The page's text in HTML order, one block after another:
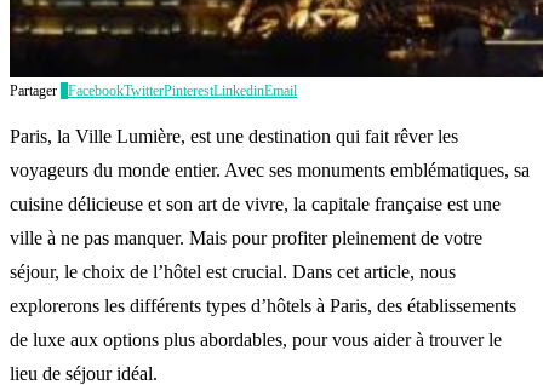
Partager FacebookTwitterPinterestLinkedinEmail
Paris, la Ville Lumière, est une destination qui fait rêver les
voyageurs du monde entier. Avec ses monuments emblématiques, sa
cuisine délicieuse et son art de vivre, la capitale française est une
ville à ne pas manquer. Mais pour profiter pleinement de votre
séjour, le choix de l’hôtel est crucial. Dans cet article, nous
explorerons les différents types d’hôtels à Paris, des établissements
de luxe aux options plus abordables, pour vous aider à trouver le
lieu de séjour idéal.